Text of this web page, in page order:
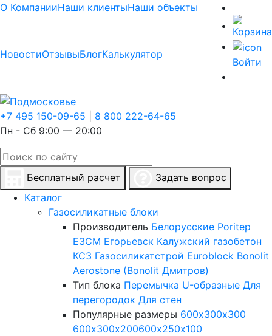
О КомпанииНаши клиентыНаши объекты
НовостиОтзывыБлогКалькулятор
Войти
+7 495 150-09-65
8 800 222-64-65
Пн - Сб 9:00 — 20:00
Бесплатный расчет
Задать вопрос
Каталог
Газосиликатные блоки
Производитель Белорусские Poritep
ЕЗСМ Егорьевск Калужский газобетон
КСЗ Газосиликатстрой Euroblock Bonolit
Aerostone (Bonolit Дмитров)
Тип блока Перемычка U-образные Для
перегородок Для стен
Популярные размеры 600х300х300
600х300х200600х250х100